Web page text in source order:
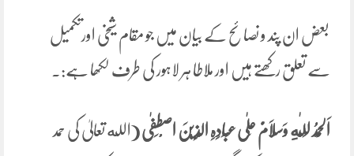
بعض ان پند و نصائح کے بیان میں جو مقام شیخی اورتکمیل
سے تعلق رکھتے ہیں اور ملاطا ہر لاہور کی طرف لکھا ہے:۔
اَلْحَمْدُ لِلّٰهِ وَسَلَامٌ عَلٰی عِبَادِہِ الَّذِیْنَ اصْطَفٰی (الله تعالیٰ کی حمد